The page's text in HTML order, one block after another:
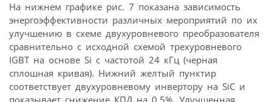
На нижнем графике рис. 7 показана зависимость
энергоэффективности различных мероприятий по их
улучшению в схеме двух­уровневого преобразователя
сравнительно с исходной схемой трехуровневого
IGBT на основе Si с частотой 24 кГц (черная
сплошная кривая). Нижний желтый пунктир
соответствует двухуровневому инвертору на SiC и